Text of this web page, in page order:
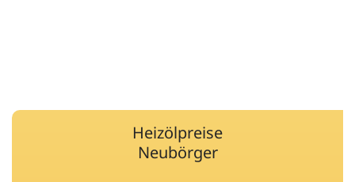
Heizölpreise
Neubörger